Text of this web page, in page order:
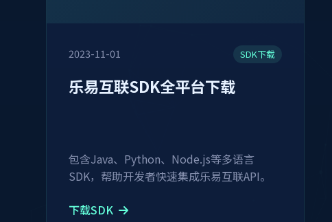
2023-11-01 SDK下载
乐易互联SDK全平台下载
包含Java、Python、Node.js等多语言
SDK，帮助开发者快速集成乐易互联API。
下载SDK